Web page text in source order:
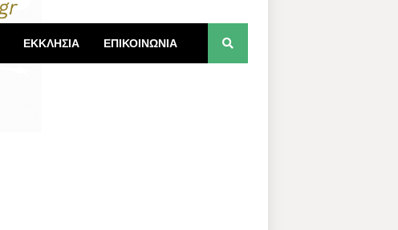
ΕΚΚΛΗΣΙΑ ΕΠΙΚΟΙΝΩΝΙΑ